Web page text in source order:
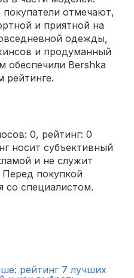
отмечают,
и приятной на
одежды,
и продуманный
обеспечили Bershka
рейтинге.
0, рейтинг: 0
носит субъективный
и не служит
покупкой
со специалистом.